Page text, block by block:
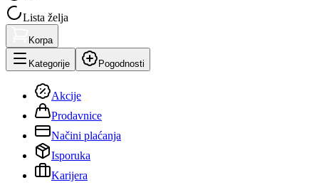
Lista želja
Korpa
Kategorije Pogodnosti
Akcije
Prodavnice
Načini plaćanja
Isporuka
Karijera